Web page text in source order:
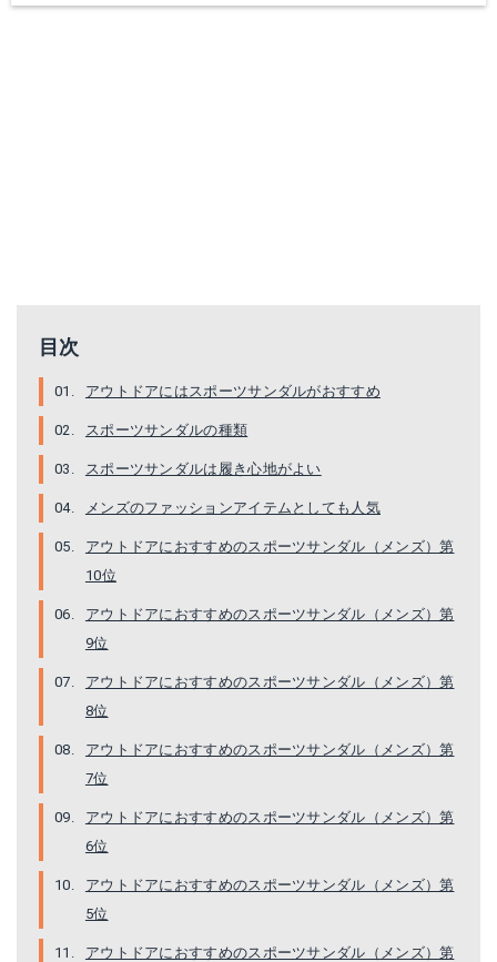
目次
アウトドアにはスポーツサンダルがおすすめ
スポーツサンダルの種類
スポーツサンダルは履き心地がよい
メンズのファッションアイテムとしても人気
アウトドアにおすすめのスポーツサンダル（メンズ）第
10位
アウトドアにおすすめのスポーツサンダル（メンズ）第
9位
アウトドアにおすすめのスポーツサンダル（メンズ）第
8位
アウトドアにおすすめのスポーツサンダル（メンズ）第
7位
アウトドアにおすすめのスポーツサンダル（メンズ）第
6位
アウトドアにおすすめのスポーツサンダル（メンズ）第
5位
アウトドアにおすすめのスポーツサンダル（メンズ）第
コロンビア｜テックサン インターチェンジ
Amazonで詳細を見る Amazonで詳細を見る
楽天で詳細を見る
チャコ｜アウトドアサンダル Z1 クラシック
Amazonで詳細を見る